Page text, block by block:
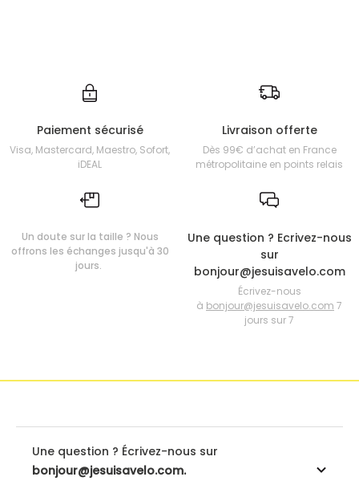
Paiement sécurisé
Visa, Mastercard, Maestro, Sofort,
iDEAL
Livraison offerte
Dès 99€ d’achat en France
métropolitaine en points relais
Un doute sur la taille ? Nous
offrons les échanges jusqu'à 30
jours.
Une question ? Ecrivez-nous
sur
bonjour@jesuisavelo.com
Écrivez-nous
à bonjour@jesuisavelo.com 7
jours sur 7
Une question ? Écrivez-nous sur
bonjour@jesuisavelo.com.